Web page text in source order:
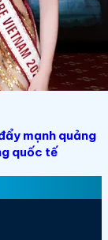
mạnh quảng
quốc tế